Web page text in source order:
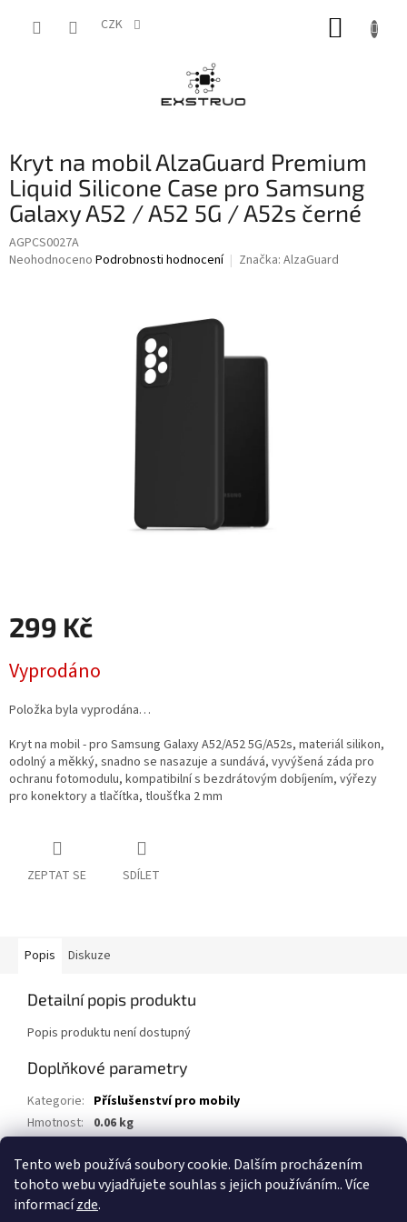
Tento web používá soubory cookie. Dalším procházením
tohoto webu vyjadřujete souhlas s jejich používáním.. Více
informacízde.
CZK
Kryt na mobil AlzaGuard Premium
Liquid Silicone Case pro Samsung
Galaxy A52 / A52 5G / A52s černé
AGPCS0027A
Průměrné
Neohodnoceno Podrobnosti hodnocení Značka: AlzaGuard
299 Kč
cena:
Vyprodáno
Položka byla vyprodána…
Kryt na mobil - pro Samsung Galaxy A52/A52 5G/A52s, materiál silikon,
odolný a měkký, snadno se nasazuje a sundává, vyvýšená záda pro
ochranu fotomodulu, kompatibilní s bezdrátovým dobíjením, výřezy
pro konektory a tlačítka, tloušťka 2 mm
ZEPTAT SE SDÍLET
Popis Diskuze
Detailní popis produktu
Popis produktu není dostupný
Doplňkové parametry
Kategorie: Příslušenství pro mobily
Hmotnost:
0.06 kg
Položka byla vyprodána…